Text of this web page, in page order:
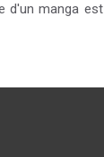
d'un manga est